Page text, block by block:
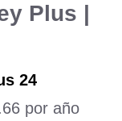
Plus |
24
por año